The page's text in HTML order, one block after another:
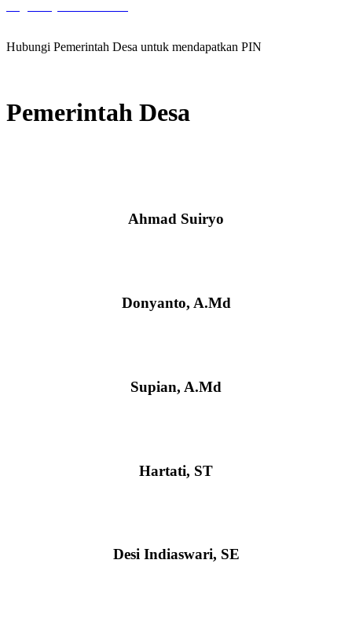
Hubungi Pemerintah Desa untuk mendapatkan PIN
Pemerintah Desa
Ahmad Suiryo
Donyanto, A.Md
Supian, A.Md
Hartati, ST
Desi Indiaswari, SE